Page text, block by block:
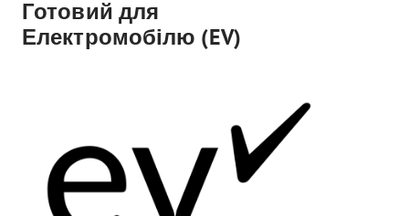
Готовий для
Електромобілю (EV)